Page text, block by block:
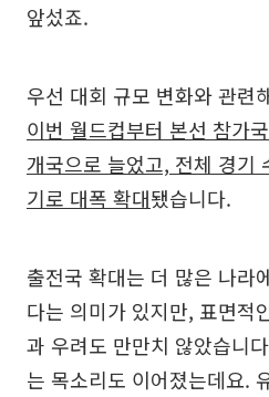
앞섰죠.
우선 대회 규모 변화와 관련
이번 월드컵부터 본선 참가
개국으로 늘었고, 전체 경기
기로 대폭 확대됐습니다.
출전국 확대는 더 많은 나라
다는 의미가 있지만, 표면적
과 우려도 만만치 않았습니
는 목소리도 이어졌는데요.